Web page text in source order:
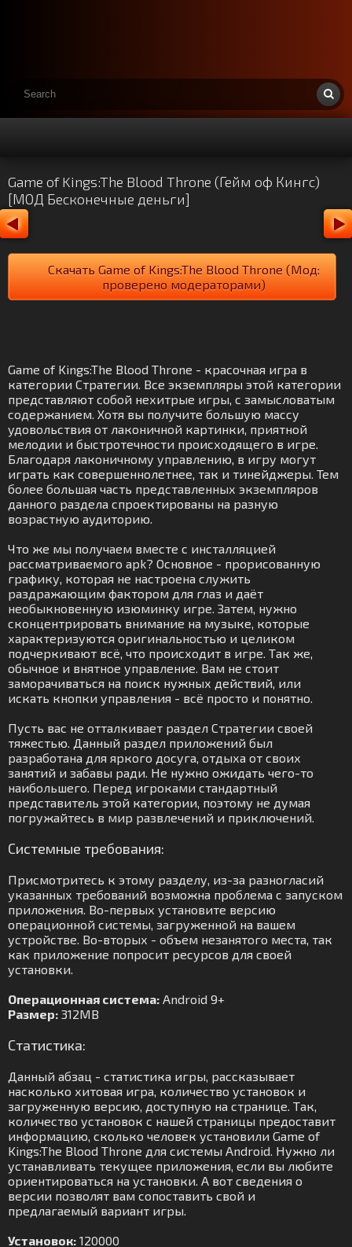
Game of Kings:The Blood Throne (Гейм оф Кингс)
[МОД Бесконечные деньги]
Скачать Game of Kings:The Blood Throne (Мод:
проверено модераторами)
Game of Kings:The Blood Throne - красочная игра в
категории Стратегии. Все экземпляры этой категории
представляют собой нехитрые игры, с замысловатым
содержанием. Хотя вы получите большую массу
удовольствия от лаконичной картинки, приятной
мелодии и быстротечности происходящего в игре.
Благодаря лаконичному управлению, в игру могут
играть как совершеннолетнее, так и тинейджеры. Тем
более большая часть представленных экземпляров
данного раздела спроектированы на разную
возрастную аудиторию.
Что же мы получаем вместе с инсталляцией
рассматриваемого apk? Основное - прорисованную
графику, которая не настроена служить
раздражающим фактором для глаз и даёт
необыкновенную изюминку игре. Затем, нужно
сконцентрировать внимание на музыке, которые
характеризуются оригинальностью и целиком
подчеркивают всё, что происходит в игре. Так же,
обычное и внятное управление. Вам не стоит
заморачиваться на поиск нужных действий, или
искать кнопки управления - всё просто и понятно.
Пусть вас не отталкивает раздел Стратегии своей
тяжестью. Данный раздел приложений был
разработана для яркого досуга, отдыха от своих
занятий и забавы ради. Не нужно ожидать чего-то
наибольшего. Перед игроками стандартный
представитель этой категории, поэтому не думая
погружайтесь в мир развлечений и приключений.
Системные требования:
Присмотритесь к этому разделу, из-за разногласий
указанных требований возможна проблема с запуском
приложения. Во-первых установите версию
операционной системы, загруженной на вашем
устройстве. Во-вторых - объем незанятого места, так
как приложение попросит ресурсов для своей
установки.
Операционная система: Android 9+
Размер: 312MB
Статистика:
Данный абзац - статистика игры, рассказывает
насколько хитовая игра, количество установок и
загруженную версию, доступную на странице. Так,
количество установок с нашей страницы предоставит
информацию, сколько человек установили Game of
Kings:The Blood Throne для системы Android. Нужно ли
устанавливать текущее приложения, если вы любите
ориентироваться на установки. А вот сведения о
версии позволят вам сопоставить свой и
предлагаемый вариант игры.
Установок: 120000